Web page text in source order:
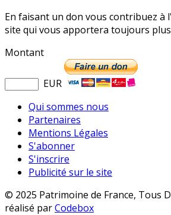
En faisant un don vous contribuez à
site qui vous apportera toujours
Montant
EUR
Qui sommes nous
Partenaires
Mentions Légales
S'abonner
S'inscrire
Publicité sur le site
© 2025 Patrimoine de France, Tous
réalisé parCodebox